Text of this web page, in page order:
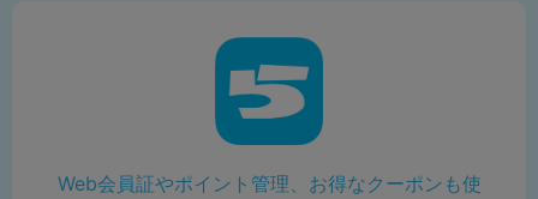
Web会員証やポイント管理、お得なクーポンも使